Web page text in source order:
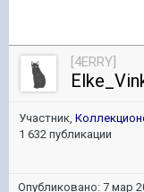
[4ERRY]
Участник,
1 632 публикации
Опубликовано: 7 мар